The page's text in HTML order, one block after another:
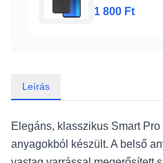
1 800 Ft
Leírás
Elegáns, klasszikus Smart
anyagokból készült. A belső